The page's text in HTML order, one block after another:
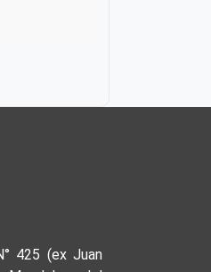
425 (ex Juan